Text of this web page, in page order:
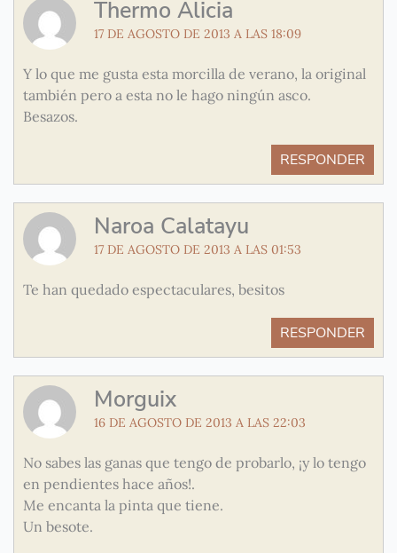
Thermo Alicia
17 DE AGOSTO DE 2013 A LAS 18:09
Y lo que me gusta esta morcilla de verano, la original
también pero a esta no le hago ningún asco.
Besazos.
RESPONDER
Naroa Calatayu
17 DE AGOSTO DE 2013 A LAS 01:53
Te han quedado espectaculares, besitos
RESPONDER
Morguix
16 DE AGOSTO DE 2013 A LAS 22:03
No sabes las ganas que tengo de probarlo, ¡y lo tengo
en pendientes hace años!.
Me encanta la pinta que tiene.
Un besote.